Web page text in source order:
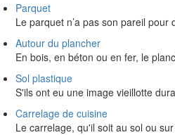
Parquet
Le parquet n’a pas son pareil
Autour du plancher
En bois, en béton ou en fer, le
Sol plastique
S'ils ont eu une image vieillotte
Carrelage de cuisine
Le carrelage, qu'il soit au sol ou